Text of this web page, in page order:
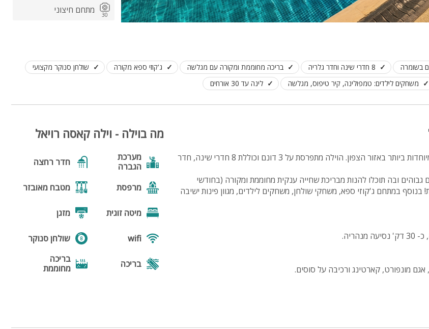
בריכה מקורה
מטבח
משפחות
wifi
hot
מחירים
נוף
30 מתחם חיצוני
סביבת המקום והנוף
בשומרה 8 חדרי שינה וחדר גלריה בריכה מחוממת ומקורה עם מגלשה ג'קוזי ספא מקורה
שולחן סנוקר מקצועי
משחקים לילדים: טמפולינה, קיר טיפוס, מגלשה לינה עד 30 אורחים
קאסה רויאל הינה אחת הוילות המיוחדות ביותר באזור הצפון. הוילה מתפרסת על 3 דונם וכוללת 8 חדרי שינה, חדר
גבוהים ובה תוכלו להנות מבריכת שחייה ענקית מחוממת ומקורה (בחודשי
בנוסף במתחם ג'קוזי ספא, משחקי שולחן, משחקים לילדים, מגוון פינות ישיבה
אגם מונפורט, קארטינג ורכיבה על סוסים.
מה בוילה - וילה קאסה רויאל
מערכת
הגברה
חדר רחצה
מרפסת מטבח מאובזר
מיטה זוגית מזגן
wifi שולחן סנוקר
בריכה
בריכה
מחוממת